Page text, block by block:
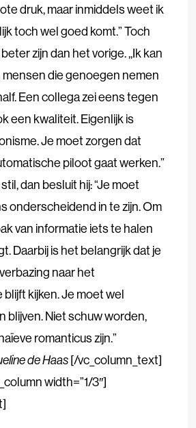
druk, maar inmiddels weet ik
toch wel goed komt.” Toch
zijn dan het vorige. ,,Ik kan
mensen die genoegen nemen
Een collega zei eens tegen
een kwaliteit. Eigenlijk is
Je moet zorgen dat
piloot gaat werken.”
dan besluit hij: “Je moet
onderscheidend in te zijn. Om
van informatie iets te halen
Daarbij is het belangrijk dat je
naar het
kijken. Je moet wel
blijven. Niet schuw worden,
romanticus zijn.”
de Haas[/vc_column_text]
width=”1/3″]